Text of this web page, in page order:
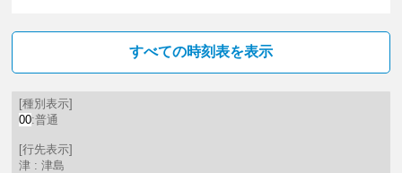
すべての時刻表を表示
[種別表示]
00:普通
[行先表示]
津 : 津島